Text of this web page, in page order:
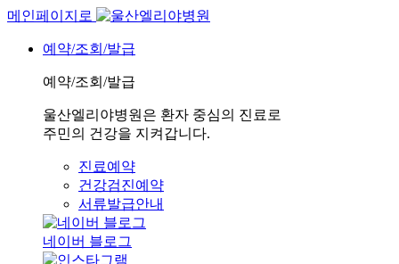
메인페이지로
예약/조회/발급
예약/조회/발급
울산엘리야병원은 환자 중심의 진료로
주민의 건강을 지켜갑니다.
진료예약
건강검진예약
서류발급안내
네이버 블로그